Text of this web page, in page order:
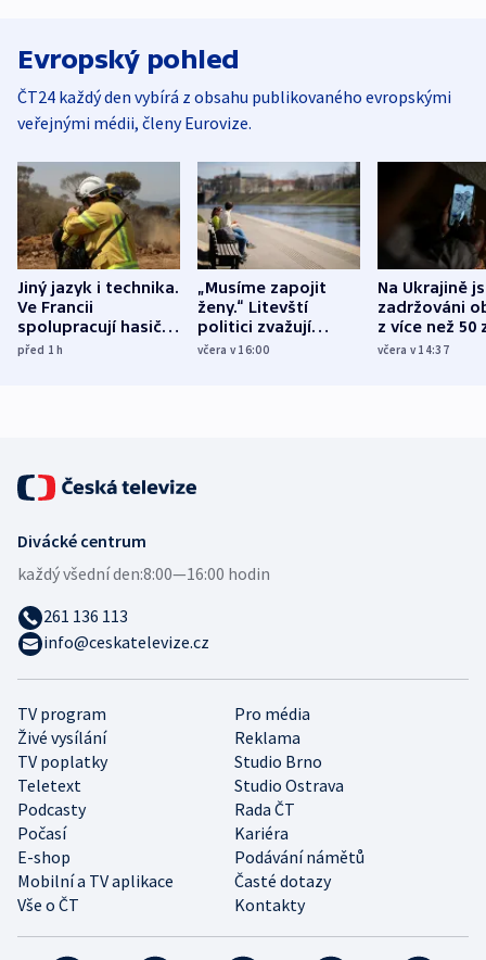
Evropský pohled
ČT24 každý den vybírá z obsahu publikovaného evropskými
veřejnými médii, členy Eurovize.
Jiný jazyk i technika.
Ve Francii
spolupracují hasiči z
různých zemí
před 1h
„Musíme zapojit
ženy.“ Litevští
politici zvažují
dohodu o
včera v 16:00
Na Ukrajině
zadržováni
z více než 50
Bojovali na
včera v 14:37
TV program
Pro média
Živé vysílání
Reklama
TV poplatky
Studio Brno
Teletext
Studio Ostrava
Podcasty
Rada ČT
Počasí
Kariéra
E-shop
Podávání námětů
Mobilní a TV aplikace
Časté dotazy
Vše o ČT
Kontakty
Divácké centrum
každý všední den:8:00—16:00 hodin
261 136 113
info@ceskatelevize.cz